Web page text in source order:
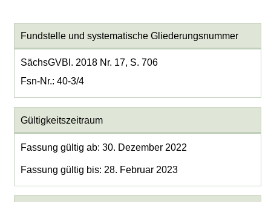
Fundstelle und systematische Gliederungsnummer
SächsGVBl. 2018 Nr. 17, S. 706
Fsn-Nr.: 40-3/4
Gültigkeitszeitraum
Fassung gültig ab: 30. Dezember 2022
Fassung gültig bis: 28. Februar 2023